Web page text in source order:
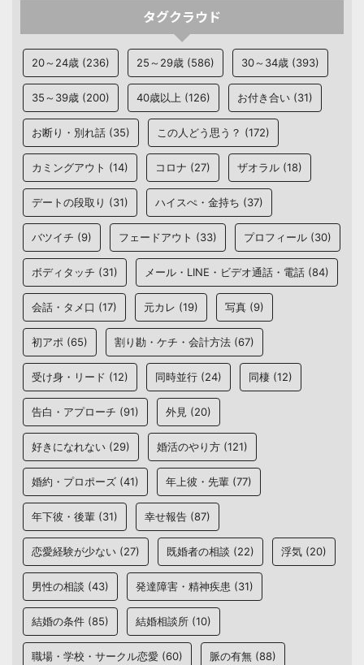
タグクラウド
20～24歳 (236) 25～29歳 (586) 30～34歳 (393)
35～39歳 (200) 40歳以上 (126) お付き合い (31)
お断り・別れ話 (35) この人どう思う？ (172)
カミングアウト (14) コロナ (27) ザオラル (18)
デートの段取り (31) ハイスぺ・金持ち (37)
バツイチ (9) フェードアウト (33) プロフィール (30)
ボディタッチ (31) メール・LINE・ビデオ通話・電話 (84)
会話・タメ口 (17) 元カレ (19) 写真 (9)
初アポ (65) 割り勘・ケチ・会計方法 (67)
受け身・リード (12) 同時並行 (24) 同棲 (12)
告白・アプローチ (91) 外見 (20)
好きになれない (29) 婚活のやり方 (121)
婚約・プロポーズ (41) 年上彼・先輩 (77)
年下彼・後輩 (31) 幸せ報告 (87)
恋愛経験が少ない (27) 既婚者の相談 (22) 浮気 (20)
男性の相談 (43) 発達障害・精神疾患 (31)
結婚の条件 (85) 結婚相談所 (10)
職場・学校・サークル恋愛 (60) 脈の有無 (88)